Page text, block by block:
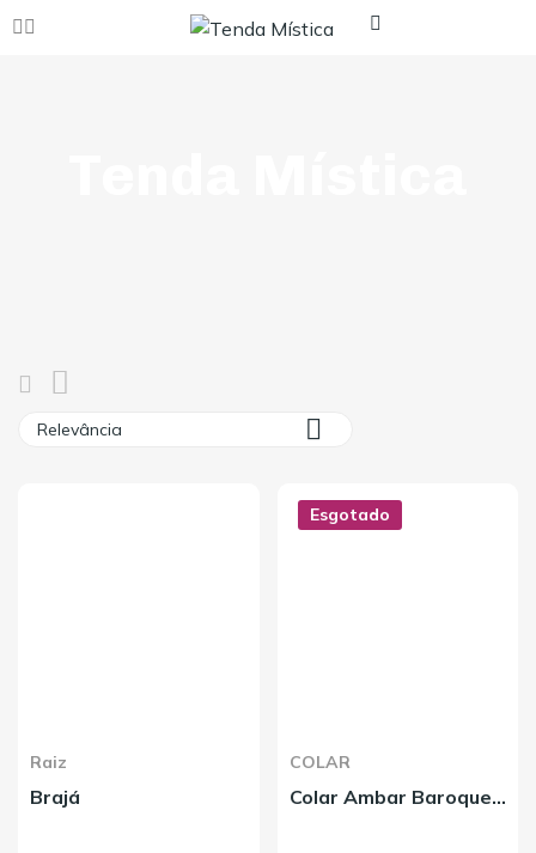
Relevância 
Raiz
Brajá
Esgotado
COLAR
Colar Ambar Baroque 38cm